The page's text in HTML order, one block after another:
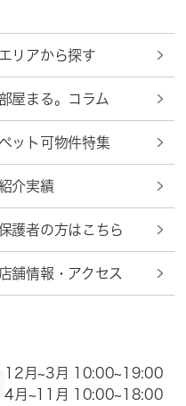
エリアから探す
屋まる。コラム
ペット可物件特集
紹介実績
護者の方はこちら
店舗情報・アクセス
12月~3月 10:00~19:00
4月~11月 10:00~18:00